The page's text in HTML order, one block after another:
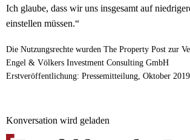
Ich glaube, dass wir uns insgesamt auf
einstellen müssen.“
Die Nutzungsrechte wurden The Property Post zur
Engel & Völkers Investment Consulting GmbH
Erstveröffentlichung: Pressemitteilung, Oktober 2019
Konversation wird geladen